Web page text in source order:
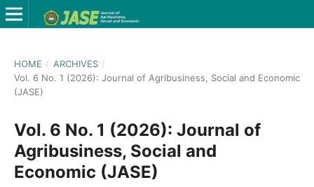
HOME / ARCHIVES /
Vol. 6 No. 1 (2026): Journal of Agribusiness, Social and Economic
(JASE)
Vol. 6 No. 1 (2026): Journal of
Agribusiness, Social and
Economic (JASE)